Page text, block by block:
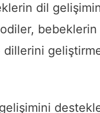
dil
bebeklerin
dillerini